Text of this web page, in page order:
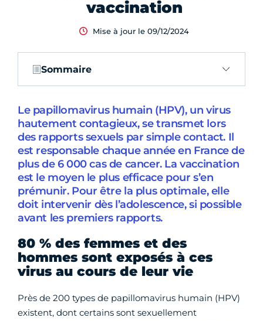
vaccination
Mise à jour le 09/12/2024
Sommaire
Le papillomavirus humain (HPV), un virus
hautement contagieux, se transmet lors
des rapports sexuels par simple contact. Il
est responsable chaque année en France de
plus de 6 000 cas de cancer. La vaccination
est le moyen le plus efficace pour s’en
prémunir. Pour être la plus optimale, elle
doit intervenir dès l’adolescence, si possible
avant les premiers rapports.
80 % des femmes et des
hommes sont exposés à ces
virus au cours de leur vie
Près de 200 types de papillomavirus humain (HPV)
existent, dont certains sont sexuellement